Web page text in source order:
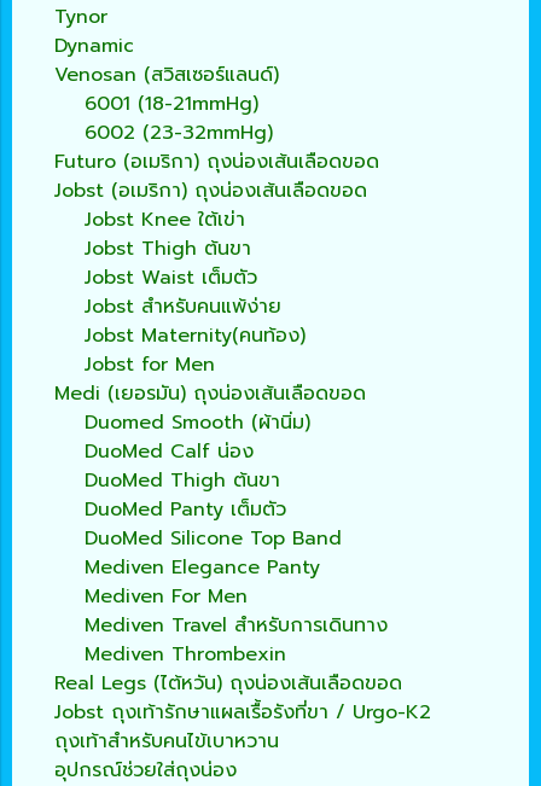
Tynor
Dynamic
Venosan (สวิสเซอร์แลนด์)
6001 (18-21mmHg)
6002 (23-32mmHg)
Futuro (อเมริกา) ถุงน่องเส้นเลือดขอด
Jobst (อเมริกา) ถุงน่องเส้นเลือดขอด
Jobst Knee ใต้เข่า
Jobst Thigh ต้นขา
Jobst Waist เต็มตัว
Jobst สำหรับคนแพ้ง่าย
Jobst Maternity(คนท้อง)
Jobst for Men
Medi (เยอรมัน) ถุงน่องเส้นเลือดขอด
Duomed Smooth (ผ้านิ่ม)
DuoMed Calf น่อง
DuoMed Thigh ต้นขา
DuoMed Panty เต็มตัว
DuoMed Silicone Top Band
Mediven Elegance Panty
Mediven For Men
Mediven Travel สำหรับการเดินทาง
Mediven Thrombexin
Real Legs (ไต้หวัน) ถุงน่องเส้นเลือดขอด
Jobst ถุงเท้ารักษาแผลเรื้อรังที่ขา / Urgo-K2
ถุงเท้าสำหรับคนไข้เบาหวาน
อุปกรณ์ช่วยใส่ถุงน่อง